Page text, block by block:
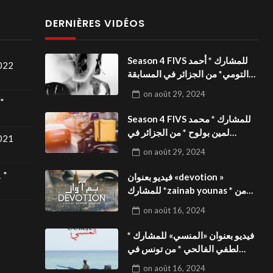
*
DERNIÈRES VIDÉOS
Season 4 FIVS للمشارك * أحمد
التومي* من الجزائر في المسابقة
للفيدوهات التوعوية«Dark Life
»فيديو بعنوان
on août 29, 2024
Season 4 FIVS للمشارك * محمد
لمين بولوح * من الجزائر في
للفيدوهات التوعوية«Pizza
express »فيديو بعنوان
on août 29, 2024
فيديو بعنوان «devotion »
للمشارك *zainab younas * من
بالمهرجان الدولي للفيدوهات
التوعوية Season 4 FIVS
on août 16, 2024
فيديو بعنوان «المنسي» للمشارك *
لطفي الفالحي * من تونس في
on août 16, 2024